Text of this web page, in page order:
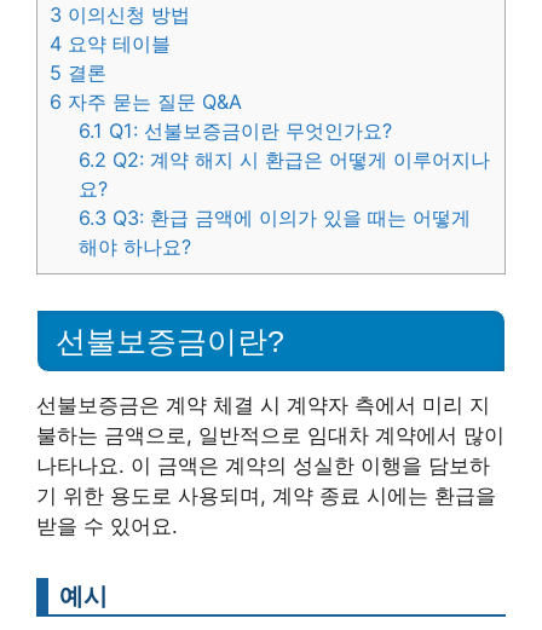
3 이의신청 방법
4 요약 테이블
5 결론
6 자주 묻는 질문 Q&A
6.1 Q1: 선불보증금이란 무엇인가요?
6.2 Q2: 계약 해지 시 환급은 어떻게 이루어지나
요?
6.3 Q3: 환급 금액에 이의가 있을 때는 어떻게
해야 하나요?
선불보증금이란?
선불보증금은 계약 체결 시 계약자 측에서 미리 지
불하는 금액으로, 일반적으로 임대차 계약에서 많이
나타나요. 이 금액은 계약의 성실한 이행을 담보하
기 위한 용도로 사용되며, 계약 종료 시에는 환급을
받을 수 있어요.
예시